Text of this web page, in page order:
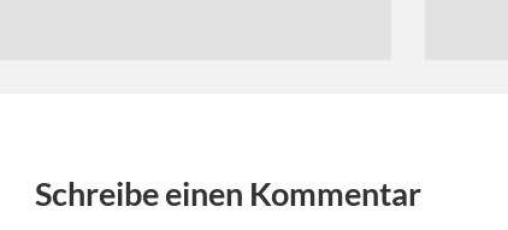
Schreibe einen Kommentar